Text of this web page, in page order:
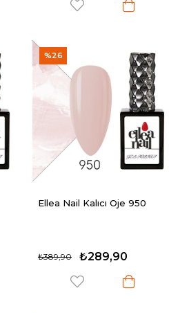
Ellea Nail Kalıcı Oje 950
₺289,90
₺389,90
%26